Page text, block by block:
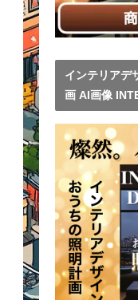
インテリアデ
画 AI画像